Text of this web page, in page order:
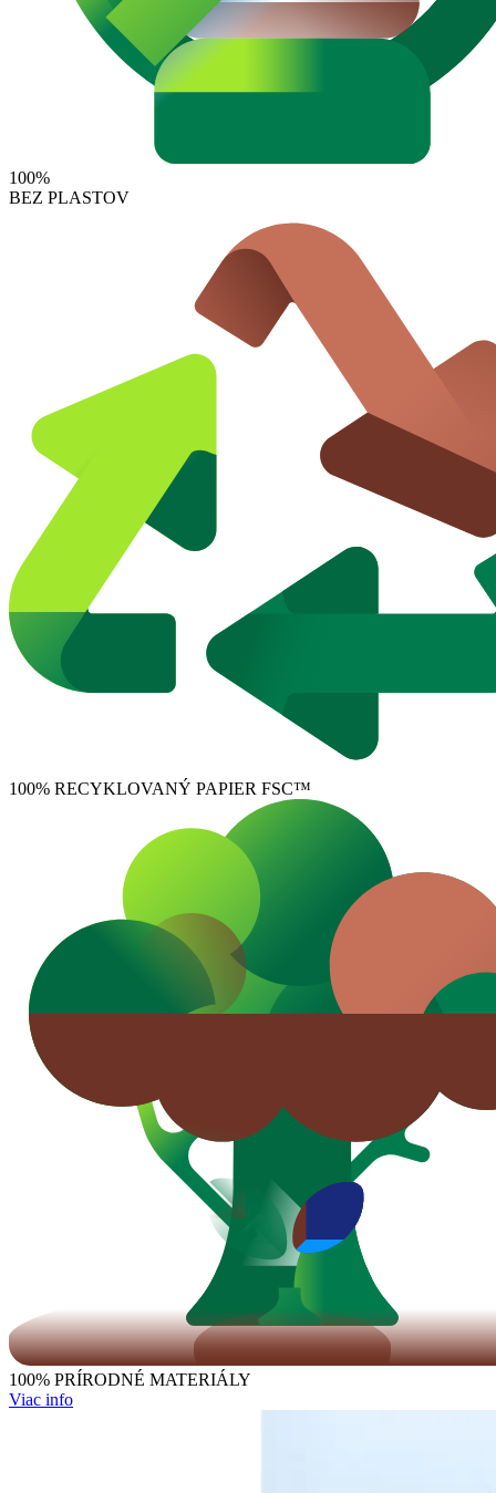
100%
BEZ PLASTOV
100% RECYKLOVANÝ PAPIER FSC™
100% PRÍRODNÉ MATERIÁLY
Viac info